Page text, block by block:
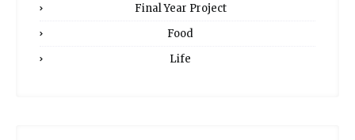
Final Year Project
Food
Life